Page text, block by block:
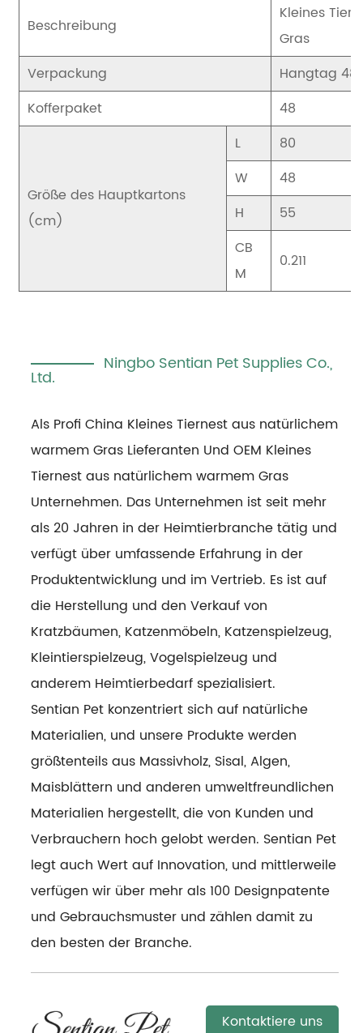
Beschreibung
Kleines
Gras
Verpackung
Hangtag 48
Kofferpaket
48
Größe des Hauptkartons
(cm)
L
80
W
48
H
55
CB
M
0.211
Ningbo Sentian Pet Supplies Co.,
Ltd.
Als ProfiChina Kleines Tiernest aus natürlichem
warmem Gras Lieferanten UndOEM Kleines
Tiernest aus natürlichem warmem Gras
Unternehmen. Das Unternehmen ist seit mehr
als 20 Jahren in der Heimtierbranche tätig und
verfügt über umfassende Erfahrung in der
Produktentwicklung und im Vertrieb. Es ist auf
die Herstellung und den Verkauf von
Kratzbäumen, Katzenmöbeln, Katzenspielzeug,
Kleintierspielzeug, Vogelspielzeug und
anderem Heimtierbedarf spezialisiert.
Sentian Pet konzentriert sich auf natürliche
Materialien, und unsere Produkte werden
größtenteils aus Massivholz, Sisal, Algen,
Maisblättern und anderen umweltfreundlichen
Materialien hergestellt, die von Kunden und
Verbrauchern hoch gelobt werden. Sentian Pet
legt auch Wert auf Innovation, und mittlerweile
verfügen wir über mehr als 100 Designpatente
und Gebrauchsmuster und zählen damit zu
den besten der Branche.
Kontaktiere uns